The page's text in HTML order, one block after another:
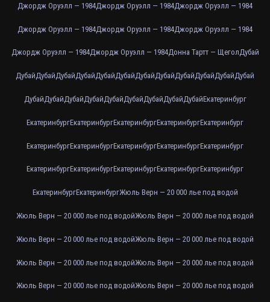
Джордж Оруэлл — 1984Джордж Оруэлл — 1984Джордж Оруэлл — 1984
Джордж Оруэлл — 1984Джордж Оруэлл — 1984Джордж Оруэлл — 1984
Джордж Оруэлл — 1984Джордж Оруэлл — 1984Донна Тартт — ЩеголДубай
ДубайДубайДубайДубайДубайДубайДубайДубайДубайДубайДубайДубай
ДубайДубайДубайДубайДубайДубайДубайДубайДубайЕкатеринбург
ЕкатеринбургЕкатеринбургЕкатеринбургЕкатеринбургЕкатеринбург
ЕкатеринбургЕкатеринбургЕкатеринбургЕкатеринбургЕкатеринбург
ЕкатеринбургЕкатеринбургЕкатеринбургЕкатеринбургЕкатеринбург
ЕкатеринбургЕкатеринбургЖюль Верн — 20 000 лье под водой
Жюль Верн — 20 000 лье под водойЖюль Верн — 20 000 лье под водой
Жюль Верн — 20 000 лье под водойЖюль Верн — 20 000 лье под водой
Жюль Верн — 20 000 лье под водойЖюль Верн — 20 000 лье под водой
Жюль Верн — 20 000 лье под водойЖюль Верн — 20 000 лье под водой